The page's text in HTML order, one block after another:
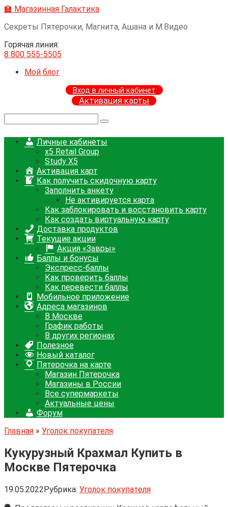
Перейти
контенту
🏫 Магазинная Галактика
Секреты Пятерочки, Магнита, Ашана и М.Видео
Горячая линия:
8 800 555-5505
Мой блог
Вход в личный кабинет
Активация карты
Личные кабинеты
x5 Retail Group
Study X5
Активация карт
Как получить скидочную карту
Заполнить анкету
Не активируется карта
Как заблокировать и восстановить карту
Как создать виртуальную карту
Доставка продуктов
Текущие акции
Акция «Завры»
Баллы и бонусы
Экспресс-баллы
Как проверить баллы
Как перевести баллы
Мобильное приложение
Адреса магазинов
В Москве
График работы
В других регионах
Полезное
Новый каталог
Пятерочка на карте
Магазин Пятерочка
Магазины в России
Все супермаркеты
Актуальные цены
Форум
Главная » Уголок покупателя
Кукурузный Крахмал Купить в
Москве Пятерочка
19.05.2022Рубрика: Уголок покупателя